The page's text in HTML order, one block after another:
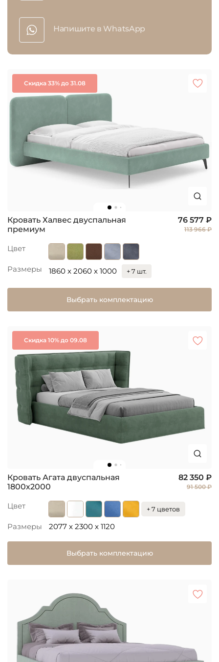
Напишите в WhatsApp
Скидка 33% до 31.08
Кровать Халвес двуспальная
премиум
76 577 ₽
113 966 ₽
Цвет
Размеры 1860 x 2060 x 1000 + 7 шт.
Выбрать комплектацию
Скидка 10% до 09.08
Кровать Агата двуспальная
1800х2000
82 350 ₽
91 500 ₽
Цвет + 7 цветов
Размеры 2077 x 2300 x 1120
Выбрать комплектацию